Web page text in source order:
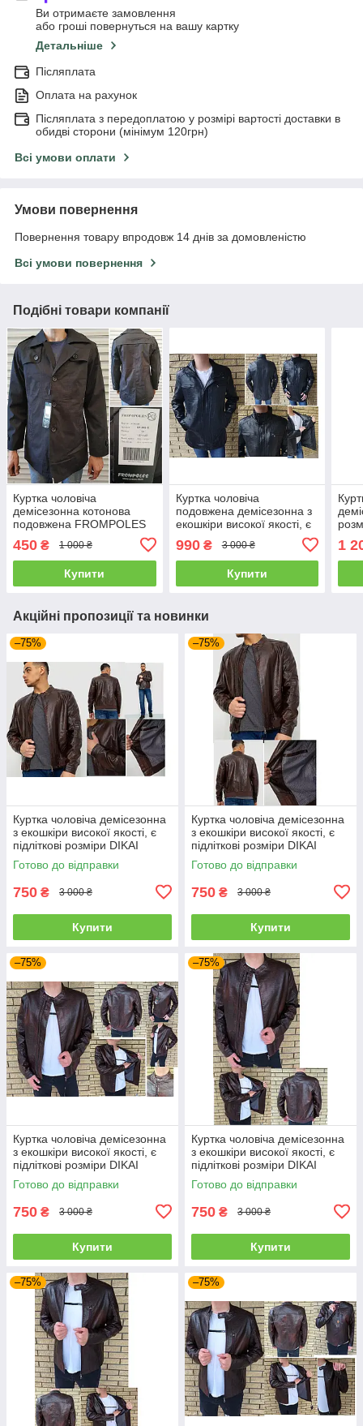
Ви отримаєте замовлення
або гроші повернуться на вашу картку
Детальніше
Післяплата
Оплата на рахунок
Післяплата з передоплатою у розмірі вартості доставки в
обидві сторони (мінімум 120грн)
Всі умови оплати
Умови повернення
Повернення товару впродовж 14 днів за домовленістю
Всі умови повернення
Подібні товари компанії
Куртка чоловіча
демісезонна котонова
подовжена FROMPOLES
450 ₴ 1 000 ₴
Купити
Куртка чоловіча
подовжена демісезонна з
екошкіри високої якості, є
RHINOCEROS
990₴ 3 000 ₴
Купити
1
Акційні пропозиції та новинки
–75%
Куртка чоловіча демісезонна
з екошкіри високої якості, є
підліткові розміри DIKAI
Готово до відправки
750 ₴ 3 000 ₴
Купити
–75%
Куртка чоловіча демісезонна
з екошкіри високої якості, є
підліткові розміри DIKAI
Готово до відправки
750 ₴ 3 000 ₴
Купити
–75%
Куртка чоловіча демісезонна
з екошкіри високої якості, є
підліткові розміри DIKAI
Готово до відправки
750 ₴ 3 000 ₴
Купити
–75%
Куртка чоловіча демісезонна
з екошкіри високої якості, є
підліткові розміри DIKAI
Готово до відправки
750 ₴ 3 000 ₴
Купити
–75% –75%